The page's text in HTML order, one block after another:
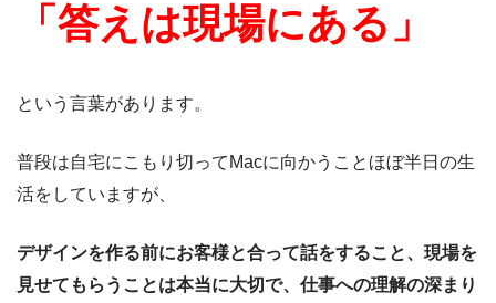
「答えは現場にある」
という言葉があります。
普段は自宅にこもり切ってMacに向かうことほぼ半日の生
活をしていますが、
デザインを作る前にお客様と合って話をすること、現場を
見せてもらうことは本当に大切で、仕事への理解の深まり